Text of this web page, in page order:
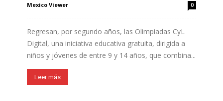
Mexico Viewer 0
Regresan, por segundo años, las Olimpiadas CyL
Digital, una iniciativa educativa gratuita, dirigida a
niños y jóvenes de entre 9 y 14 años, que combina...
Leer más